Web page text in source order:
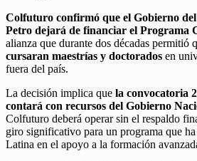
Colfuturo confirmó que el Gobierno
Petro dejará de financiar el Programa
alianza que durante dos décadas permitió
cursaran maestrías y doctorados en
fuera del país.
La decisión implica que la convocatoria
contará con recursos del Gobierno
Colfuturo deberá operar sin el respaldo
giro significativo para un programa que
Latina en el apoyo a la formación